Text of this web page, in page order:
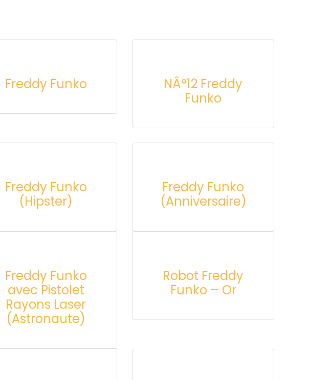
Freddy Funko
NÂ°12 Freddy
Funko
Freddy Funko
(Hipster)
Freddy Funko
(Anniversaire)
Freddy Funko
avec Pistolet
Rayons Laser
(Astronaute)
Robot Freddy
Funko – Or